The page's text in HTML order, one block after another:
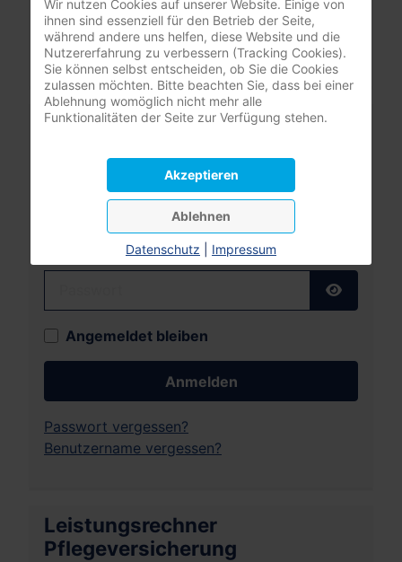
Ihre PLZ oder Stadt
Mitgliederbereich
nur registrierte Pflegeunternehmer:innen
(DBfK Nordwest + Südost)
Angemeldet bleiben
Anmelden
Passwort vergessen?
Benutzername vergessen?
Leistungsrechner
Pflegeversicherung
Wir nutzen Cookies auf unserer Website. Einige von
ihnen sind essenziell für den Betrieb der Seite,
während andere uns helfen, diese Website und die
Nutzererfahrung zu verbessern (Tracking Cookies).
Sie können selbst entscheiden, ob Sie die Cookies
zulassen möchten. Bitte beachten Sie, dass bei einer
Ablehnung womöglich nicht mehr alle
Funktionalitäten der Seite zur Verfügung stehen.
Akzeptieren
Ablehnen
Datenschutz Impressum